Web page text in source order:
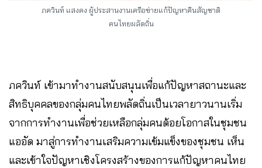
ภควินท์ แสงคง ผู้ประสานงานเครือข่ายแก้ปัญหาคืนสัญชาติ
คนไทยผลัดถิ่น
ภควินท์ เข้ามาทำงานสนับสนุนเพื่อแก้ปัญหาสถานะและ
สิทธิบุคคลของกลุ่มคนไทยพลัดถิ่นเป็นเวลายาวนานเริ่ม
จากการทำงานเพื่อช่วยเหลือกลุ่มคนด้อยโอกาสในชุมชน
แออัด มาสู่การทำงานเสริมความเข้มแข็งของชุมชน เห็น
และเข้าใจปัญหาเชิงโครงสร้างของการแก้ปัญหาคนไทย